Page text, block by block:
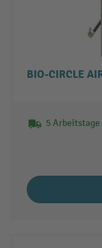
BIO-CIRCLE
5 Arbeitstage